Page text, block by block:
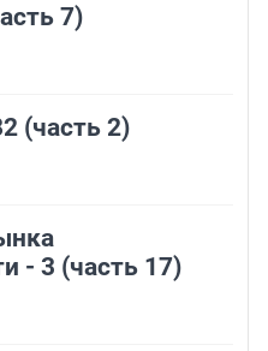
7)
(часть 2)
- 3 (часть 17)